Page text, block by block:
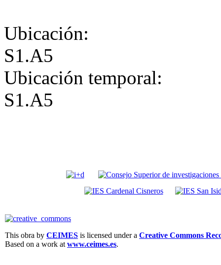
Ubicación:
S1.A5
Ubicación temporal:
S1.A5
This obra by CEIMES is licensed under a Creative Commons
Based on a work at www.ceimes.es.